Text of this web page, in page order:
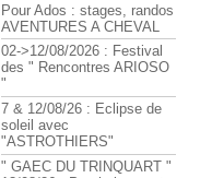
Pour Ados : stages, randos
AVENTURES A CHEVAL
02->12/08/2026 : Festival
des " Rencontres ARIOSO
"
7 & 12/08/26 : Eclipse de
soleil avec
"ASTROTHIERS"
" GAEC DU TRINQUART "